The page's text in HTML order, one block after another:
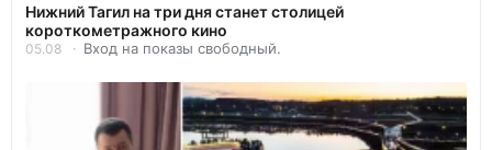
Нижний Тагил на три дня станет столицей
короткометражного кино
05.08 Вход на показы свободный.